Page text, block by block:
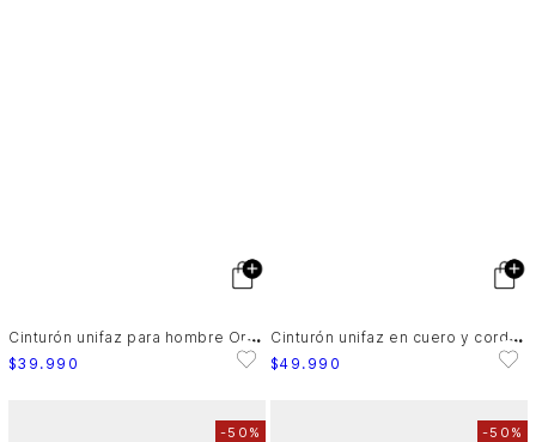
C
inturón unifaz para hombre Oregon cera
$39 . 990
C
inturón unifaz en cuero y cordón para hombre Iskay
$49 . 990
-50% -50%